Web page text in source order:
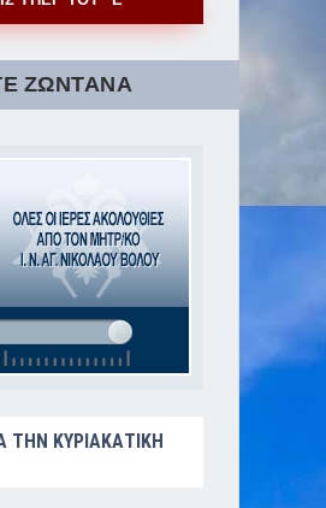
ΖΩΝΤΑΝΑ
ΤΗΝ ΚΥΡΙΑΚΑΤΙΚΗ